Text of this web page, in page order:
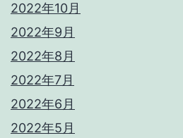
2022年10月
2022年9月
2022年8月
2022年7月
2022年6月
2022年5月